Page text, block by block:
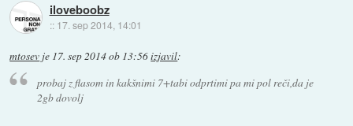
iloveboobz
:: 17. sep 2014, 14:01
mtosev je 17. sep 2014 ob 13:56izjavil:
probaj z flasom in kakšnimi 7+tabi odprtimi pa mi pol reči,da je
2gb dovolj